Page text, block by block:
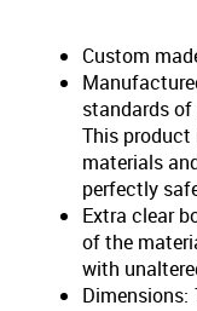
Custom
standards of
This product
materials
perfectly
Extra clear
of the
with
Dimensions: